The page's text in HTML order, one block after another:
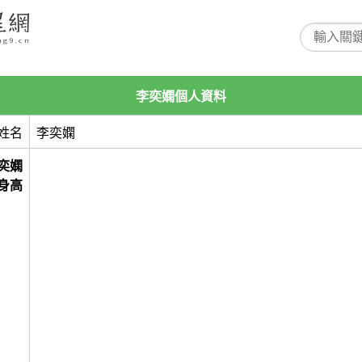
李奕嫻個人資料
名 李奕嫻
嫻
高